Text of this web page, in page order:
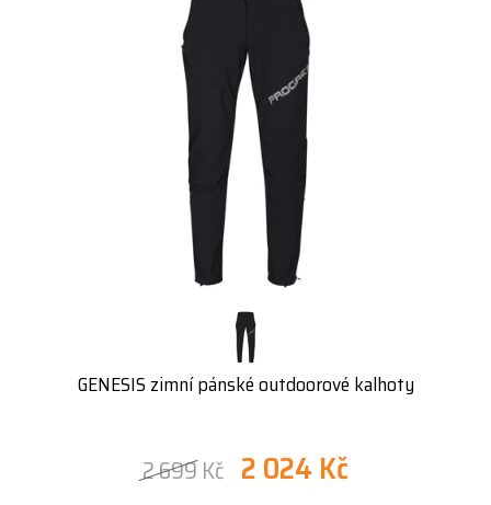
GENESIS zimní pánské outdoorové kalhoty
2 699 Kč 2 024 Kč